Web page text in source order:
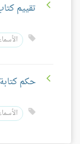
تقييم
حكم